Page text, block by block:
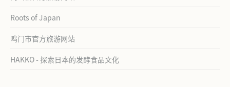
Roots of Japan
鸣门市官方旅游网站
HAKKO - 探索日本的发酵食品文化